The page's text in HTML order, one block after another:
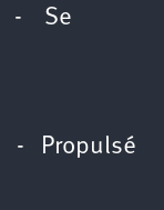
- Se
- Propulsé